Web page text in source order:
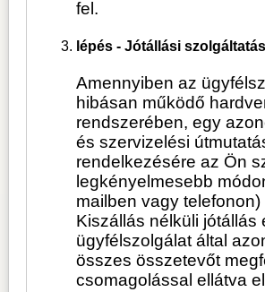
fel.
lépés - Jótállási szolgáltatás
Amennyiben az
hibásan működő
rendszerében, egy
és szervizelési
rendelkezésére az Ön
legkényelmesebb
mailben vagy telefonon)
Kiszállás nélküli jótállás
ügyfélszolgálat által
összes összetevőt
csomagolással ellátva